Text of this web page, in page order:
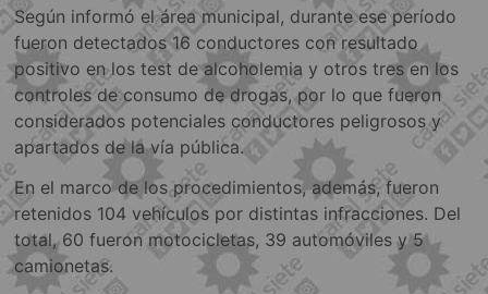
Según informó el área municipal, durante ese período
fueron detectados 16 conductores con resultado
positivo en los test de alcoholemia y otros tres en los
controles de consumo de drogas, por lo que fueron
considerados potenciales conductores peligrosos y
apartados de la vía pública.
En el marco de los procedimientos, además, fueron
retenidos 104 vehículos por distintas infracciones. Del
total, 60 fueron motocicletas, 39 automóviles y 5
camionetas.